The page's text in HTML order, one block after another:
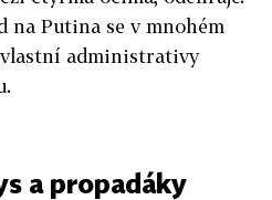
na Putina se v mnohém
administrativy
a propadáky